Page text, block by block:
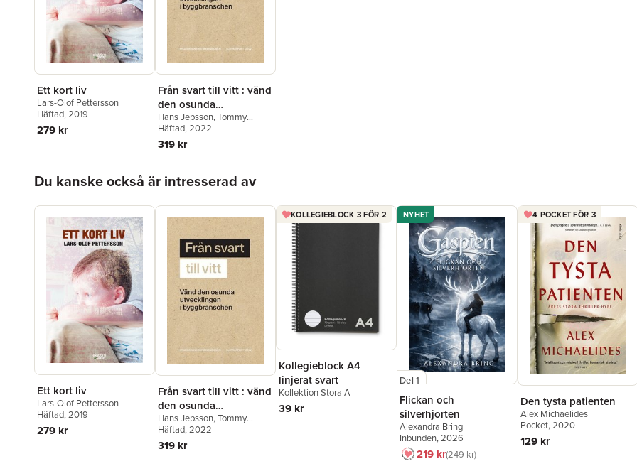
Ett kort liv
Lars-Olof Pettersson
Häftad, 2019
279 kr
Från svart till vitt : vänd
den osunda
utvecklingen i
byggbranschen
Hans Jepsson,Tommy
Larsson,Susanna Ribrant
Lars-Olof Pettersson
Hagman
Ann-Marie Begler
Stefan
Attefall
Häftad, 2022
319 kr
Du kanske också är intresserad av
Ett kort liv
Lars-Olof Pettersson
Häftad, 2019
279 kr
Från svart till vitt : vänd
den osunda
utvecklingen i
byggbranschen
Hans Jepsson,Tommy
Larsson,Susanna Ribrant
Lars-Olof Pettersson
Hagman
Häftad, 2022
319 kr
KOLLEGIEBLOCK 3 FÖR 2
Kollegieblock A4
linjerat svart
Kollektion Stora A
39 kr
NYHET
Del 1
Flickan och
silverhjorten
Alexandra Bring
Inbunden, 2026
219 kr249 kr
4 POCKET FÖR 3
Den tysta patienten
Alex Michaelides
Pocket, 2020
129 kr